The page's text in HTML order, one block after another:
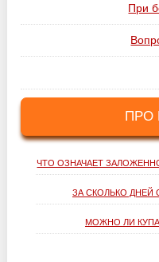
При
ПРО
ЧТО ОЗНАЧАЕТ
ЗА СКОЛЬКО
МОЖНО ЛИ